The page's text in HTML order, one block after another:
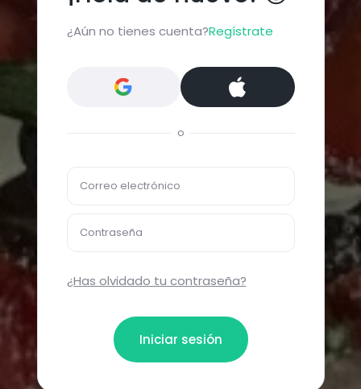
¿Aún no tienes cuenta?Regístrate
o
Correo electrónico
Contraseña
¿Has olvidado tu contraseña?
Iniciar sesión